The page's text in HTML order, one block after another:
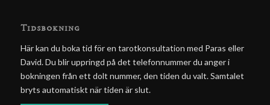
Tidsbokning
Här kan du boka tid för en tarotkonsultation med Paras eller
David. Du blir uppringd på det telefonnummer du anger i
bokningen från ett dolt nummer, den tiden du valt. Samtalet
bryts automatiskt när tiden är slut.